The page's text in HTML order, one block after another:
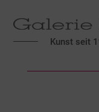
Kunst seit